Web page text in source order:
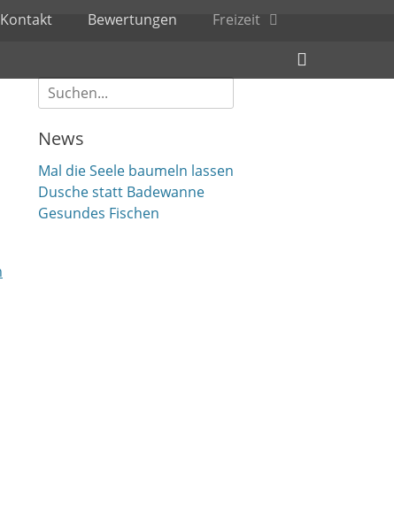
Kontakt Bewertungen Freizeit
Toggle
Suche
nach:
News
Mal die Seele baumeln lassen
Dusche statt Badewanne
Gesundes Fischen